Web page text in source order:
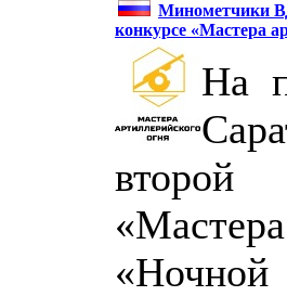
Минометчики
конкурсе «Мастера
На
второй